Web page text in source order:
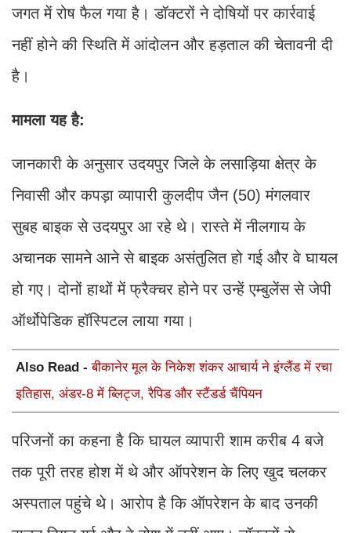
जगत में रोष फैल गया है। डॉक्टरों ने दोषियों पर कार्रवाई
नहीं होने की स्थिति में आंदोलन और हड़ताल की चेतावनी दी
है।
मामला यह है:
जानकारी के अनुसार उदयपुर जिले के लसाड़िया क्षेत्र के
निवासी और कपड़ा व्यापारी कुलदीप जैन (50) मंगलवार
सुबह बाइक से उदयपुर आ रहे थे। रास्ते में नीलगाय के
अचानक सामने आने से बाइक असंतुलित हो गई और वे घायल
हो गए। दोनों हाथों में फ्रैक्चर होने पर उन्हें एम्बुलेंस से जेपी
ऑर्थोपेडिक हॉस्पिटल लाया गया।
Also Read -बीकानेर मूल के निकेश शंकर आचार्य ने इंग्लैंड में रचा
इतिहास, अंडर-8 में ब्लिट्ज, रैपिड और स्टैंडर्ड चैंपियन
परिजनों का कहना है कि घायल व्यापारी शाम करीब 4 बजे
तक पूरी तरह होश में थे और ऑपरेशन के लिए खुद चलकर
अस्पताल पहुंचे थे। आरोप है कि ऑपरेशन के बाद उनकी